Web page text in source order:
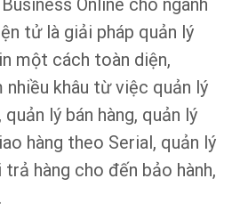
Online cho ngành
tử là giải pháp quản lý
một cách toàn diện,
nhiều khâu từ việc quản lý
quản lý bán hàng, quản lý
hàng theo Serial, quản lý
hàng cho đến bảo hành,